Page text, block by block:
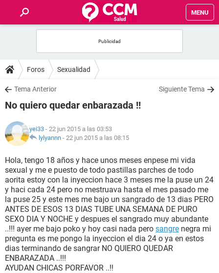
MENU
FOROS
SALUD
FAMILIA
NUTRICIÓN
BIENESTAR
SEXUALIDAD
GLOSARIO
Foros Sexualidad
Tema Anterior Siguiente Tema
No quiero quedar enbarazada !!
yei33 - 22 jun 2015 a las 03:53
lylyannn - 22 jun 2015 a las 08:15
Hola, tengo 18 años y hace unos meses enpese mi vida
sexual y me e puesto de todo pastillas parches de todo
aorita estoy con la inyeccion hace 3 meses me la puse un 24
y haci cada 24 pero no mestruava hasta el mes pasado me
la puse 25 y este mes me bajo un sangrado de 13 dias PERO
ANTES DE ESOS 13 DIAS TUBE UNA SEMANA DE PURO
SEXO DIA Y NOCHE y despues el sangrado muy abundante
..!!! ayer me bajo poko y hoy casi nada pero sangre negra mi
pregunta es me pongo la inyeccion el dia 24 o ya en estos
dias terminando de sangrar NO QUIERO QUEDAR
ENBARAZADA ..!!!
AYUDAN CHICAS PORFAVOR ..!!